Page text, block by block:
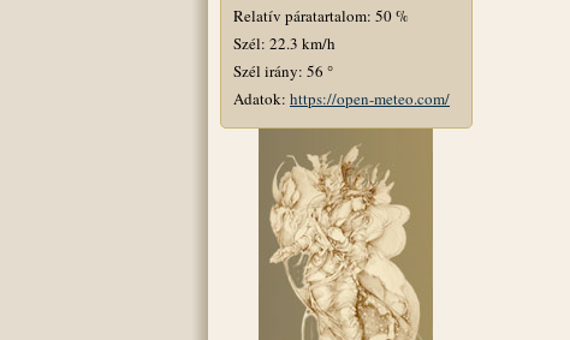
Relatív páratartalom: 50 %
Szél: 22.3 km/h
Szél irány: 56 °
Adatok: https://open-meteo.com/